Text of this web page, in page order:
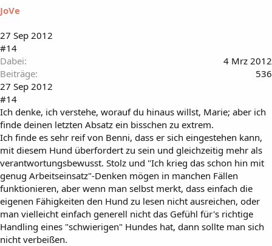
JoVe
27 Sep 2012
#14
Dabei
4 Mrz 2012
Beiträge
536
27 Sep 2012
#14
Ich denke, ich verstehe, worauf du hinaus willst, Marie; aber ich
finde deinen letzten Absatz ein bisschen zu extrem.
Ich finde es sehr reif von Benni, dass er sich eingestehen kann,
mit diesem Hund überfordert zu sein und gleichzeitig mehr als
verantwortungsbewusst. Stolz und "Ich krieg das schon hin mit
genug Arbeitseinsatz"-Denken mögen in manchen Fällen
funktionieren, aber wenn man selbst merkt, dass einfach die
eigenen Fähigkeiten den Hund zu lesen nicht ausreichen, oder
man vielleicht einfach generell nicht das Gefühl für's richtige
Handling eines "schwierigen" Hundes hat, dann sollte man sich
nicht verbeißen.